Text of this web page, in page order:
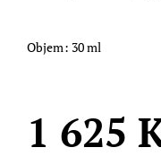
Objem: 30 ml
1 625